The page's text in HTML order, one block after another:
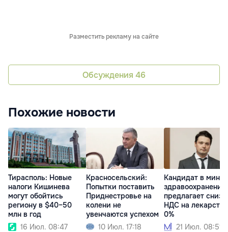
Разместить рекламу на сайте
Обсуждения 46
Похожие новости
Тирасполь: Новые
налоги Кишинева
могут обойтись
региону в $40–50
млн в год
16 Июл. 08:47
Красносельский:
Попытки поставить
Приднестровье на
колени не
увенчаются успехом
10 Июл. 17:18
Кандидат в
здравоохранения
предлагает
НДС на
0%
21 Июл. 08:51